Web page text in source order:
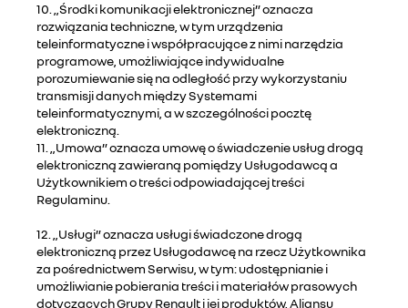
10. „Środki komunikacji elektronicznej” oznacza
rozwiązania techniczne, w tym urządzenia
teleinformatyczne i współpracujące z nimi narzędzia
programowe, umożliwiające indywidualne
porozumiewanie się na odległość przy wykorzystaniu
transmisji danych między Systemami
teleinformatycznymi, a w szczególności pocztę
elektroniczną.
11. „Umowa” oznacza umowę o świadczenie usług drogą
elektroniczną zawieraną pomiędzy Usługodawcą a
Użytkownikiem o treści odpowiadającej treści
Regulaminu.
12. „Usługi” oznacza usługi świadczone drogą
elektroniczną przez Usługodawcę na rzecz Użytkownika
za pośrednictwem Serwisu, w tym: udostępnianie i
umożliwianie pobierania treści i materiałów prasowych
dotyczących Grupy Renault i jej produktów, Aliansu